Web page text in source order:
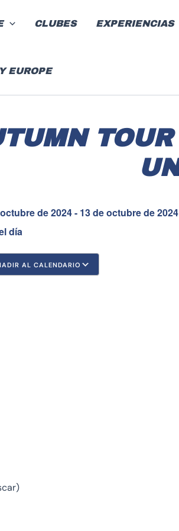
CLUBES EXPERIENCIAS
EUROPE
de 2024 - 13 de octubre de
día
AL CALENDARIO